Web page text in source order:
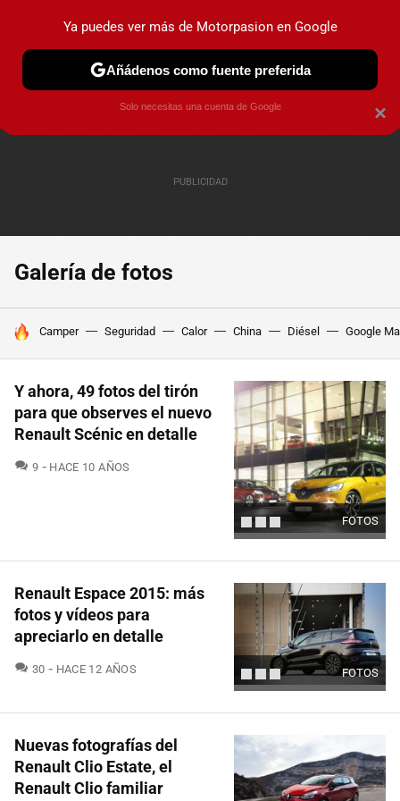
PRUEBAS COCHES ELÉCTRICOS OBSERVATORIO
Galería de fotos
HOY SE HABLA DE
Camper Seguridad Calor China Diésel Google
FOTOS
Y ahora, 49 fotos del tirón
para que observes el nuevo
Renault Scénic en detalle
9 COMENTARIOS
HACE 10 AÑOS
FOTOS
Renault Espace 2015: más
fotos y vídeos para
apreciarlo en detalle
30 COMENTARIOS
HACE 12 AÑOS
Nuevas fotografías del
Renault Clio Estate, el
Renault Clio familiar
×
Ya puedes ver más de Motorpasion en Google
Añádenos como fuente preferida
Solo necesitas una cuenta de Google